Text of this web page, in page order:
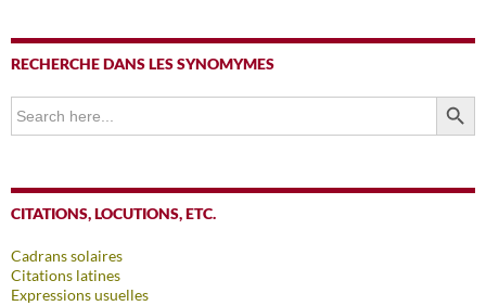
RECHERCHE DANS LES SYNOMYMES
Search
for:
SEARCH
CITATIONS, LOCUTIONS, ETC.
Cadrans solaires
Citations latines
Expressions usuelles